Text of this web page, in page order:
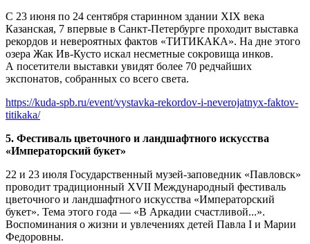
С 23 июня по 24 сентября старинном здании XIX века
Казанская, 7 впервые в Санкт-Петербурге проходит выставка
рекордов и невероятных фактов «ТИТИКАКА». На дне этого
озера Жак Ив-Кусто искал несметные сокровища инков.
А посетители выставки увидят более 70 редчайших
экспонатов, собранных со всего света.
https://kuda-spb.ru/event/vystavka-rekordov-i-neverojatnyx-faktov-
titikaka/
5. Фестиваль цветочного и ландшафтного искусства
«Императорский букет»
22 и 23 июля Государственный музей-заповедник «Павловск»
проводит традиционный XVII Международный фестиваль
цветочного и ландшафтного искусства «Императорский
букет». Тема этого года — «В Аркадии счастливой...».
Воспоминания о жизни и увлечениях детей Павла I и Марии
Федоровны.